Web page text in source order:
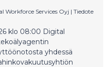
Workforce Services Oyj | Tiedote
klo 08:00 Digital
yhdessä